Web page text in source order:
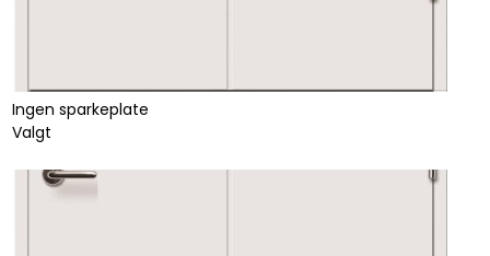
Ingen sparkeplate
Valgt